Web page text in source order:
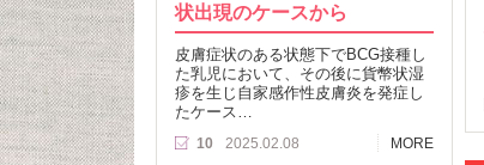
状出現のケースから
皮膚症状のある状態下でBCG接種し
た乳児において、その後に貨幣状湿
疹を生じ自家感作性皮膚炎を発症し
たケース…
10 2025.02.08 MORE